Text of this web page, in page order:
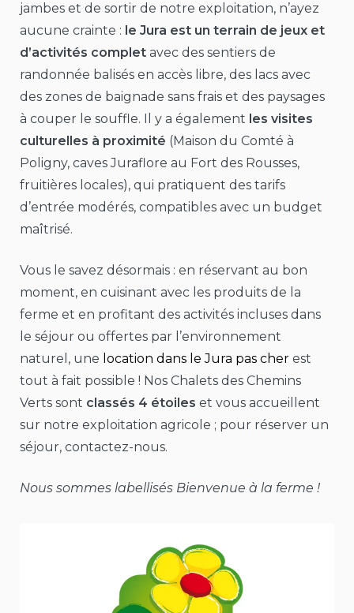
jambes et de sortir de notre exploitation, n’ayez
aucune crainte : le Jura est un terrain de jeux et
d’activités complet avec des sentiers de
randonnée balisés en accès libre, des lacs avec
des zones de baignade sans frais et des paysages
à couper le souffle. Il y a également les visites
culturelles à proximité (Maison du Comté à
Poligny, caves Juraflore au Fort des Rousses,
fruitières locales), qui pratiquent des tarifs
d’entrée modérés, compatibles avec un budget
maîtrisé.
Vous le savez désormais : en réservant au bon
moment, en cuisinant avec les produits de la
ferme et en profitant des activités incluses dans
le séjour ou offertes par l’environnement
naturel, une location dans le Jura pas cher est
tout à fait possible ! Nos Chalets des Chemins
Verts sont classés 4 étoiles et vous accueillent
sur notre exploitation agricole ; pour réserver un
séjour, contactez-nous.
Nous sommes labellisés Bienvenue à la ferme !